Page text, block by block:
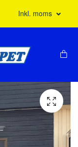
Inkl. moms